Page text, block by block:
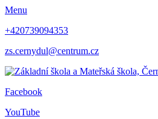
Menu
+420739094353
zs.cernydul@centrum.cz
Facebook
YouTube